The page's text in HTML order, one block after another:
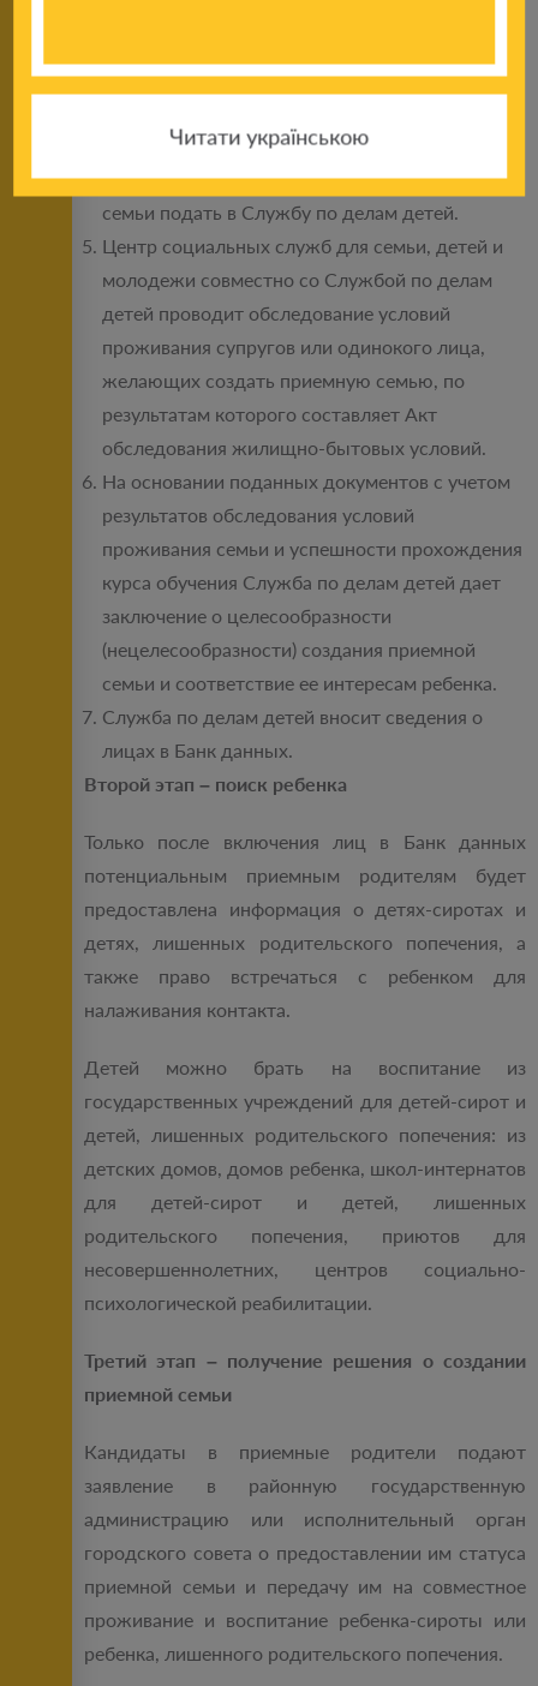
молодежи о включении лиц в качестве
Собрать пакет необходимых документов и
вместе с заявлением о создании приемной
семьи подать в Службу по делам детей.
Центр социальных служб для семьи, детей и
молодежи совместно со Службой по делам
детей проводит обследование условий
проживания супругов или одинокого лица,
желающих создать приемную семью, по
результатам которого составляет Акт
обследования жилищно-бытовых условий.
На основании поданных документов с учетом
результатов обследования условий
проживания семьи и успешности прохождения
курса обучения Служба по делам детей дает
заключение о целесообразности
(нецелесообразности) создания приемной
семьи и соответствие ее интересам ребенка.
Служба по делам детей вносит сведения о
лицах в Банк данных.
Второй этап – поиск ребенка
Только после включения лиц в Банк данных
потенциальным приемным родителям будет
предоставлена информация о детях-сиротах и
детях, лишенных родительского попечения, а
также право встречаться с ребенком для
налаживания контакта.
Детей можно брать на воспитание из
государственных учреждений для детей-сирот и
детей, лишенных родительского попечения: из
детских домов, домов ребенка, школ-интернатов
для детей-сирот и детей, лишенных
родительского попечения, приютов для
несовершеннолетних, центров социально-
психологической реабилитации.
Третий этап – получение решения о создании
приемной семьи
Кандидаты в приемные родители подают
заявление в районную государственную
администрацию или исполнительный орган
городского совета о предоставлении им статуса
приемной семьи и передачу им на совместное
проживание и воспитание ребенка-сироты или
ребенка, лишенного родительского попечения.
Читати українською